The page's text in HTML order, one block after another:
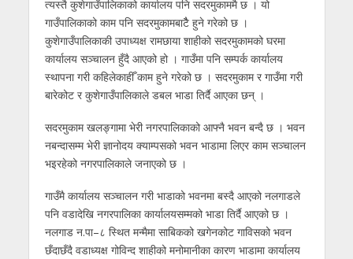
त्यस्तै कुशेगाउँपालिकाको कार्यालय पनि सदरमुकाममै छ । यो
गाउँपालिकाको काम पनि सदरमुकामबाटैै हुने गरेको छ ।
कुशेगाउँपालिकाकी उपाध्यक्ष रामछाया शाहीको सदरमुकामको घरमा
कार्यालय सञ्चालन हुँदै आएको हो । गाउँमा पनि सम्पर्क कार्यालय
स्थापना गरी कहिलेकाहीँ काम हुने गरेको छ । सदरमुकाम र गाउँमा गरी
बारेकोट र कुशेगाउँपालिकाले डबल भाडा तिर्दै आएका छन् ।
सदरमुकाम खलङ्गामा भेरी नगरपालिकाको आफ्नै भवन बन्दै छ । भवन
नबन्दासम्म भेरी ज्ञानोदय क्याम्पसको भवन भाडामा लिएर काम सञ्चालन
भइरहेको नगरपालिकाले जनाएको छ ।
गाउँमै कार्यालय सञ्चालन गरी भाडाको भवनमा बस्दै आएको नलगाडले
पनि वडादेखि नगरपालिका कार्यालयसम्मको भाडा तिर्दै आएको छ ।
नलगाड न.पा–८ स्थित मन्मैमा साबिकको खगेनकोट गाविसको भवन
छँदाछँदै वडाध्यक्ष गोविन्द शाहीको मनोमानीका कारण भाडामा कार्यालय